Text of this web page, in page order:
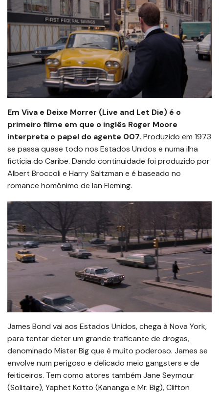
Em Viva e Deixe Morrer (Live and Let Die) é o
primeiro filme em que o inglês Roger Moore
interpreta o papel do agente 007. Produzido em 1973
se passa quase todo nos Estados Unidos e numa ilha
fictícia do Caribe. Dando continuidade foi produzido por
Albert Broccoli e Harry Saltzman e é baseado no
romance homônimo de Ian Fleming.
James Bond vai aos Estados Unidos, chega à Nova York,
para tentar deter um grande traficante de drogas,
denominado Mister Big que é muito poderoso. James se
envolve num perigoso e delicado meio gangsters e de
feiticeiros. Tem como atores também Jane Seymour
(Solitaire), Yaphet Kotto (Kananga e Mr. Big), Clifton